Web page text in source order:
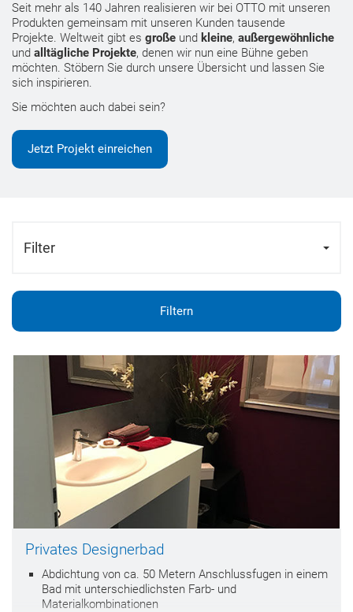
Seit mehr als 140 Jahren realisieren wir bei OTTO mit unseren
Produkten gemeinsam mit unseren Kunden tausende
Projekte. Weltweit gibt es große und kleine, außergewöhnliche
und alltägliche Projekte, denen wir nun eine Bühne geben
möchten. Stöbern Sie durch unsere Übersicht und lassen Sie
sich inspirieren.
Sie möchten auch dabei sein?
Jetzt Projekt einreichen
Filter
Filtern
Privates Designerbad
Abdichtung von ca. 50 Metern Anschlussfugen in einem
Bad mit unterschiedlichsten Farb- und
Materialkombinationen